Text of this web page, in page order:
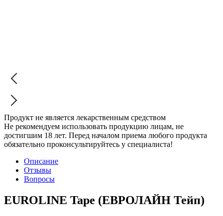
Продукт не является лекарственным средством
Не рекомендуем использовать продукцию лицам, не
достигшим 18 лет. Перед началом приема любого продукта
обязательно проконсультируйтесь у специалиста!
Описание
Отзывы
Вопросы
EUROLINE Tape (ЕВРОЛАЙН Тейп)